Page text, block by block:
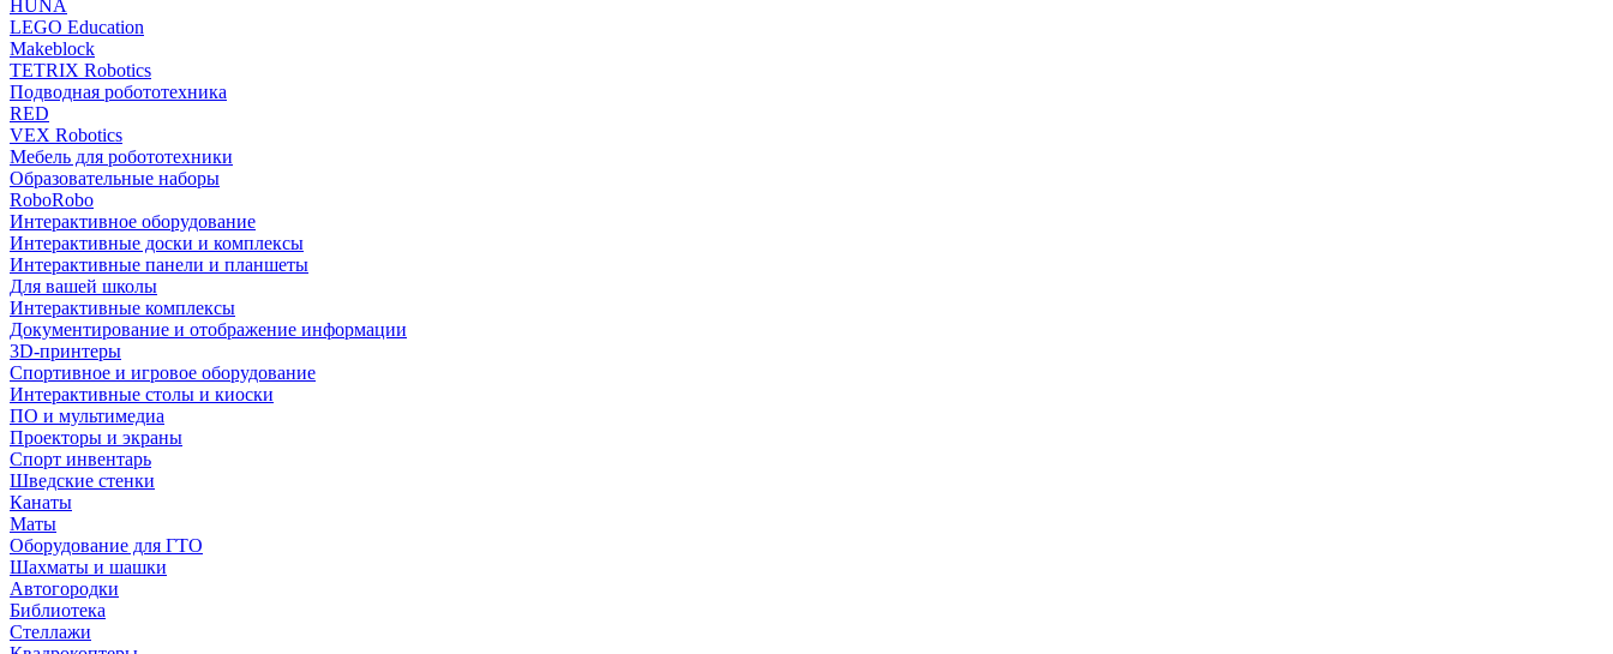
HUNA
LEGO Education
Makeblock
TETRIX Robotics
Подводная робототехника
RED
VEX Robotics
Мебель для робототехники
Образовательные наборы
RoboRobo
Интерактивное оборудование
Интерактивные доски и комплексы
Интерактивные панели и планшеты
Для вашей школы
Интерактивные комплексы
Документирование и отображение информации
3D-принтеры
Спортивное и игровое оборудование
Интерактивные столы и киоски
ПО и мультимедиа
Проекторы и экраны
Спорт инвентарь
Шведские стенки
Канаты
Маты
Оборудование для ГТО
Шахматы и шашки
Автогородки
Библиотека
Стеллажи